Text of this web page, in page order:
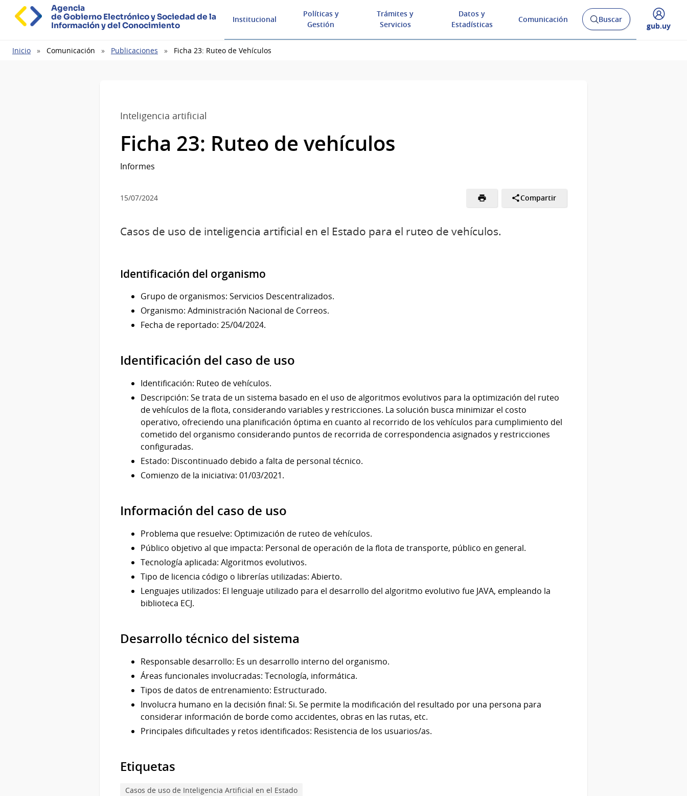
Agencia
de Gobierno Electrónico y Sociedad de la
Información y del Conocimiento
Institucional
Políticas y
Gestión
Trámites y
Servicios
Datos y
Estadísticas
Comunicación
AbrirBuscar
Desplegar
gub.uy
Ruta
Inicio Comunicación Publicaciones Ficha 23: Ruteo de Vehículos
Inteligencia artificial
Ficha 23: Ruteo de vehículos
Informes
15/07/2024 Compartir
Casos de uso de inteligencia artificial en el Estado para el ruteo de vehículos.
Identificación del organismo
Grupo de organismos: Servicios Descentralizados.
Organismo: Administración Nacional de Correos.
Fecha de reportado: 25/04/2024.
Identificación del caso de uso
Identificación: Ruteo de vehículos.
Descripción: Se trata de un sistema basado en el uso de algoritmos evolutivos para la optimización del ruteo
de vehículos de la flota, considerando variables y restricciones. La solución busca minimizar el costo
operativo, ofreciendo una planificación óptima en cuanto al recorrido de los vehículos para cumplimiento del
cometido del organismo considerando puntos de recorrida de correspondencia asignados y restricciones
configuradas.
Estado: Discontinuado debido a falta de personal técnico.
Comienzo de la iniciativa: 01/03/2021.
Información del caso de uso
Problema que resuelve: Optimización de ruteo de vehículos.
Público objetivo al que impacta: Personal de operación de la flota de transporte, público en general.
Tecnología aplicada: Algoritmos evolutivos.
Tipo de licencia código o librerías utilizadas: Abierto.
Lenguajes utilizados: El lenguaje utilizado para el desarrollo del algoritmo evolutivo fue JAVA, empleando la
biblioteca ECJ.
Desarrollo técnico del sistema
Responsable desarrollo: Es un desarrollo interno del organismo.
Áreas funcionales involucradas: Tecnología, informática.
Tipos de datos de entrenamiento: Estructurado.
Involucra humano en la decisión final: Si. Se permite la modificación del resultado por una persona para
considerar información de borde como accidentes, obras en las rutas, etc.
Principales dificultades y retos identificados: Resistencia de los usuarios/as.
Etiquetas
Casos de uso de Inteligencia Artificial en el Estado